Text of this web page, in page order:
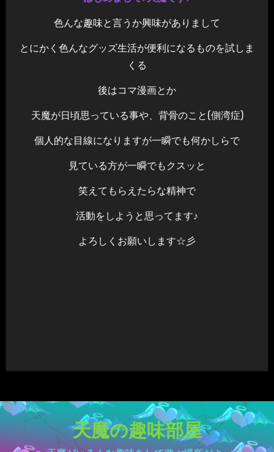
色んな趣味と言うか興味がありまして
とにかく色んなグッズ生活が便利になるものを試しま
くる
後はコマ漫画とか
天魔が日頃思っている事や、背骨のこと(側湾症)
個人的な目線になりますが一瞬でも何かしらで
見ている方が一瞬でもクスッと
笑えてもらえたらな精神で
活動をしようと思ってます♪
よろしくお願いします☆彡
天魔の趣味部屋